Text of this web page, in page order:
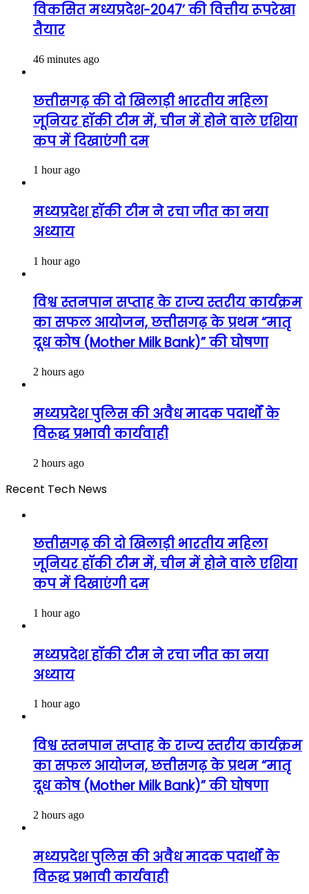
विकसित मध्यप्रदेश-2047’ की वित्तीय रूपरेखा
तैयार
46 minutes ago
छत्तीसगढ़ की दो खिलाड़ी भारतीय महिला
जूनियर हॉकी टीम में, चीन में होने वाले एशिया
कप में दिखाएंगी दम
1 hour ago
मध्यप्रदेश हॉकी टीम ने रचा जीत का नया
अध्याय
1 hour ago
विश्व स्तनपान सप्ताह के राज्य स्तरीय कार्यक्रम
का सफल आयोजन, छत्तीसगढ़ के प्रथम “मातृ
दूध कोष (Mother Milk Bank)” की घोषणा
2 hours ago
मध्यप्रदेश पुलिस की अवैध मादक पदार्थों के
विरूद्ध प्रभावी कार्यवाही
2 hours ago
Recent Tech News
छत्तीसगढ़ की दो खिलाड़ी भारतीय महिला
जूनियर हॉकी टीम में, चीन में होने वाले एशिया
कप में दिखाएंगी दम
1 hour ago
मध्यप्रदेश हॉकी टीम ने रचा जीत का नया
अध्याय
1 hour ago
विश्व स्तनपान सप्ताह के राज्य स्तरीय कार्यक्रम
का सफल आयोजन, छत्तीसगढ़ के प्रथम “मातृ
दूध कोष (Mother Milk Bank)” की घोषणा
2 hours ago
मध्यप्रदेश पुलिस की अवैध मादक पदार्थों के
विरूद्ध प्रभावी कार्यवाही